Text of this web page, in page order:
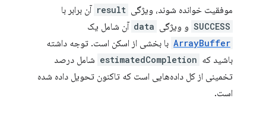
موفقیت خوانده شوند، ویژگی result آن برابر با
SUCCESS و ویژگی data آن شامل یک
ArrayBuffer با بخشی از اسکن است. توجه داشته
باشید که estimatedCompletion شامل درصد
تخمینی از کل داده‌هایی است که تاکنون تحویل داده شده
است.